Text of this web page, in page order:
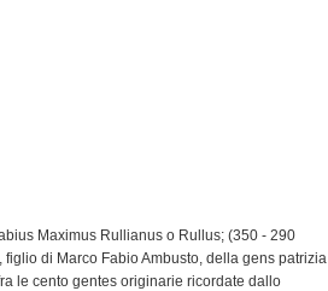
Maximus Rullianus o Rullus; (350 - 290
di Marco Fabio Ambusto, della gens patrizia
le cento gentes originarie ricordate dallo